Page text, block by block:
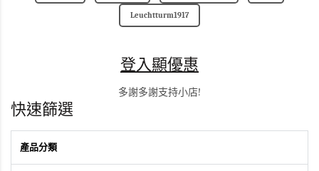
Leuchtturm1917
登入顯優惠
多謝多謝支持小店!
快速篩選
產品分類